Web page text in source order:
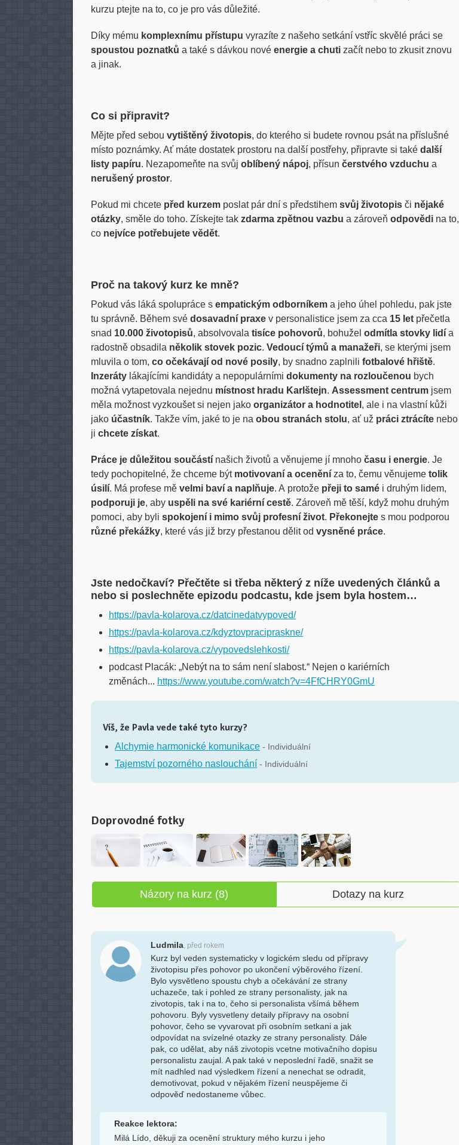
kurzu ptejte na to, co je pro vás důležité.
Díky mému komplexnímu přístupu vyrazíte z našeho setkání vstříc skvělé práci se
spoustou poznatků a také s dávkou nové energie a chuti začít nebo to zkusit znovu
a jinak.
Co si připravit?
Mějte před sebou vytištěný životopis, do kterého si budete rovnou psát na příslušné
místo poznámky. Ať máte dostatek prostoru na další postřehy, připravte si také další
listy papíru. Nezapomeňte na svůj oblíbený nápoj, přísun čerstvého vzduchu a
nerušený prostor.
Pokud mi chcete před kurzem poslat pár dní s předstihem svůj životopis či nějaké
otázky, směle do toho. Získejte tak zdarma zpětnou vazbu a zároveň odpovědi na to,
co nejvíce potřebujete vědět.
Proč na takový kurz ke mně?
Pokud vás láká spolupráce s empatickým odborníkem a jeho úhel pohledu, pak jste
tu správně. Během své dosavadní praxe v personalistice jsem za cca 15 let přečetla
snad 10.000 životopisů, absolvovala tisíce pohovorů, bohužel odmítla stovky lidí a
radostně obsadila několik stovek pozic. Vedoucí týmů a manažeři, se kterými jsem
mluvila o tom, co očekávají od nové posily, by snadno zaplnili fotbalové hřiště.
Inzeráty lákajícími kandidáty a nepopulárními dokumenty na rozloučenou bych
možná vytapetovala nejednu místnost hradu Karlštejn. Assessment centrum jsem
měla možnost vyzkoušet si nejen jako organizátor a hodnotitel , ale i na vlastní kůži
jako účastník. Takže vím, jaké to je na obou stranách stolu, ať už práci ztrácíte nebo
ji chcete získat.
Práce je důležitou součástí našich životů a věnujeme jí mnoho času i energie. Je
tedy pochopitelné, že chceme být motivovaní a ocenění za to, čemu věnujeme tolik
úsilí. Má profese mě velmi baví a naplňuje. A protože přeji to samé i druhým lidem,
podporuji je, aby uspěli na své kariérní cestě. Zároveň mě těší, když mohu druhým
pomoci, aby byli spokojení i mimo svůj profesní život. Překonejte s mou podporou
různé překážky, které vás již brzy přestanou dělit od vysněné práce.
Jste nedočkaví? Přečtěte si třeba některý z níže uvedených článků a
nebo si poslechněte epizodu podcastu, kde jsem byla hostem…
https://pavla-kolarova.cz/datcinedatvypoved/
https://pavla-kolarova.cz/kdyztovpracipraskne/
https://pavla-kolarova.cz/vypovedslehkosti/
podcast Placák: „Nebýt na to sám není slabost.“ Nejen o kariérních
změnách... https://www.youtube.com/watch?v=4FfCHRY0GmU
Víš, že Pavla vede také tyto kurzy?
Alchymie harmonické komunikace - Individuální
Tajemství pozorného naslouchání - Individuální
Doprovodné fotky
Názory na kurz (8) Dotazy na kurz
Ludmila, před rokem
Kurz byl veden systematicky v logickém sledu od přípravy
životopisu přes pohovor po ukončení výběrového řízení.
Bylo vysvětleno spoustu chyb a očekávání ze strany
uchazeče, tak i pohled ze strany personalisty, jak na
zivotopis, tak i na to, čeho si personalista všímá během
pohovoru. Byly vysvetleny detaily přípravy na osobní
pohovor, čeho se vyvarovat při osobním setkani a jak
odpovídat na svízelné otazky ze strany personalisty. Dále
pak, co udělat, aby náš zivotopis vcetne motivačního dopisu
personalistu zaujal. A pak také v neposlední řadě, snažit se
mít nadhled nad výsledkem řízení a nenechat se odradit,
demotivovat, pokud v nějakém řízení neuspějeme či
odpověď nedostaneme vůbec.
Reakce lektora:
Milá Lído, děkuji za ocenění struktury mého kurzu i jeho